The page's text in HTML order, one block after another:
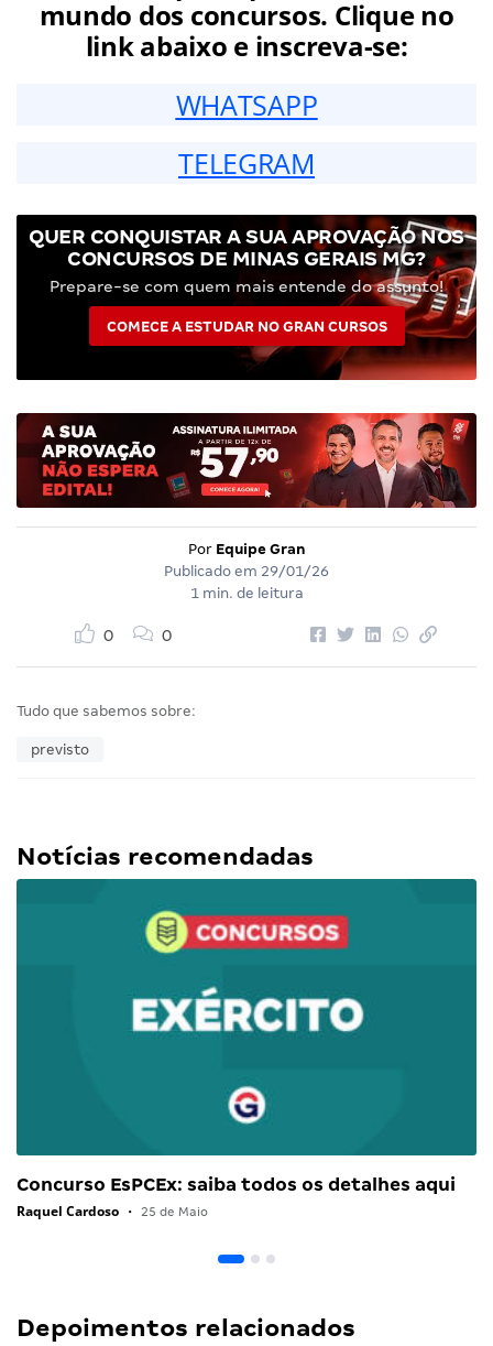
mundo dos concursos. Clique no
link abaixo e inscreva-se:
WHATSAPP
TELEGRAM
QUER CONQUISTAR A SUA APROVAÇÃO NOS
CONCURSOS DE MINAS GERAIS MG?
Prepare-se com quem mais entende do assunto!
COMECE A ESTUDAR NO GRAN CURSOS
Por Equipe Gran
Publicado em 29/01/26
1 min. de leitura
0 0
Tudo que sabemos sobre:
previsto
Notícias recomendadas
Concurso EsPCEx: saiba todos os detalhes aqui
Raquel Cardoso • 25 de Maio
Depoimentos relacionados